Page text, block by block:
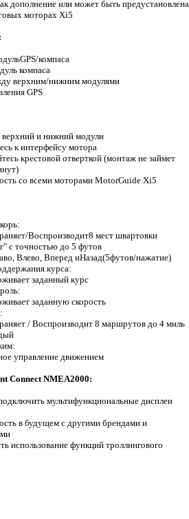
дополнение или может быть предустановлена
моторах Xi5
компаса
компаса
верхним/нижним модулями
GPS
верхний и нижний модули
к интерфейсу мотора
крестовой отверткой (монтаж не займет
со всеми моторами MotorGuide Xi5
Воспроизводит8 мест швартовки
с точностью до 5 футов
Влево, Вперед иНазад(5футов/нажатие)
курса:
заданный курс
заданную скорость
/ Воспроизводит 8 маршрутов до 4 миль
управление движением
Connect NMEA2000:
мультифункциональные дисплеи
в будущем с другими брендами и
использование функций троллингового